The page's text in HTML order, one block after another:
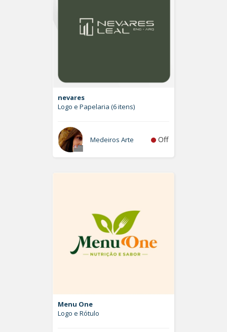
nevares
Logo e Papelaria (6 itens)
Medeiros Arte Off
Menu One
Logo e Rótulo